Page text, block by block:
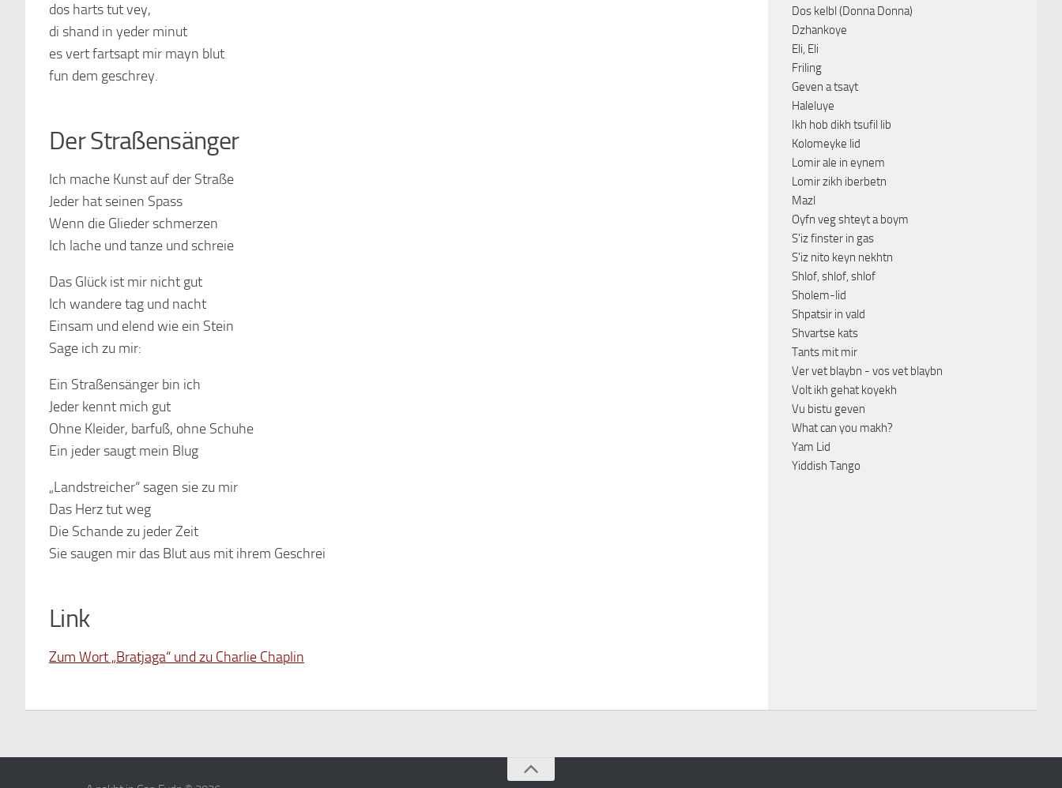
dos harts tut vey,
di shand in yeder minut
es vert fartsapt mir mayn blut
fun dem geschrey.
Der Straßensänger
Ich mache Kunst auf der Straße
Jeder hat seinen Spass
Wenn die Glieder schmerzen
Ich lache und tanze und schreie
Das Glück ist mir nicht gut
Ich wandere tag und nacht
Einsam und elend wie ein Stein
Sage ich zu mir:
Ein Straßensänger bin ich
Jeder kennt mich gut
Ohne Kleider, barfuß, ohne Schuhe
Ein jeder saugt mein Blug
„Landstreicher“ sagen sie zu mir
Das Herz tut weg
Die Schande zu jeder Zeit
Sie saugen mir das Blut aus mit ihrem Geschrei
Link
Zum Wort „Bratjaga“ und zu Charlie Chaplin
Dos kelbl (Donna Donna)
Dzhankoye
Eli, Eli
Friling
Geven a tsayt
Haleluye
Ikh hob dikh tsufil lib
Kolomeyke lid
Lomir ale in eynem
Lomir zikh iberbetn
Mazl
Oyfn veg shteyt a boym
S'iz finster in gas
S'iz nito keyn nekhtn
Shlof, shlof, shlof
Sholem-lid
Shpatsir in vald
Shvartse kats
Tants mit mir
Ver vet blaybn - vos vet blaybn
Volt ikh gehat koyekh
Vu bistu geven
What can you makh?
Yam Lid
Yiddish Tango